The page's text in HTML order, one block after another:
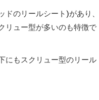
のリールシート)があり、
リュー型が多いのも特徴で
にもスクリュー型のリール